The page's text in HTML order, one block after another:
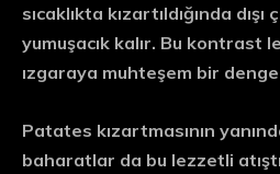
sıcaklıkta kızartıldığında dışı
yumuşacık kalır. Bu kontrast
ızgaraya muhteşem bir
Patates kızartmasının
baharatlar da bu lezzetli